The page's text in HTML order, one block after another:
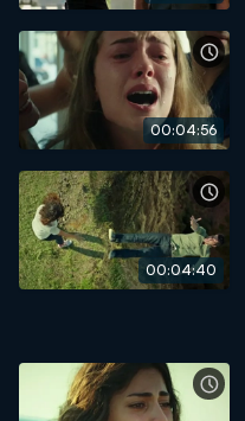
00:04:56
00:04:40